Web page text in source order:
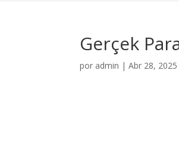
Gerçek
por admin |Abr 28, 2025